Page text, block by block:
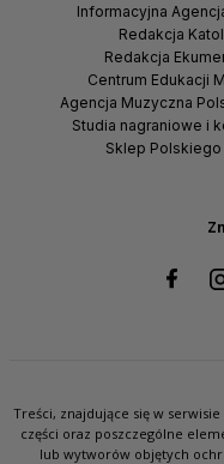
Informacyjna
Redakcja
Redakcja
Centrum Edukacji
Agencja Muzyczna
Studia nagraniowe i
Sklep Polskiego
Treści, znajdujące się w
części oraz poszczególne
lub wytworów objętych